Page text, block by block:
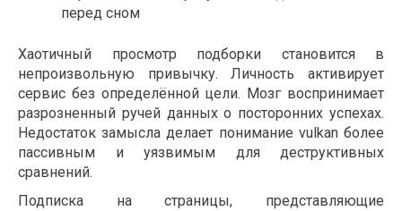
перед сном
Хаотичный просмотр подборки становится в
непроизвольную привычку. Личность активирует
сервис без определённой цели. Мозг воспринимает
разрозненный ручей данных о посторонних успехах.
Недостаток замысла делает понимание vulkan более
пассивным и уязвимым для деструктивных
сравнений.
Подписка на страницы, представляющие